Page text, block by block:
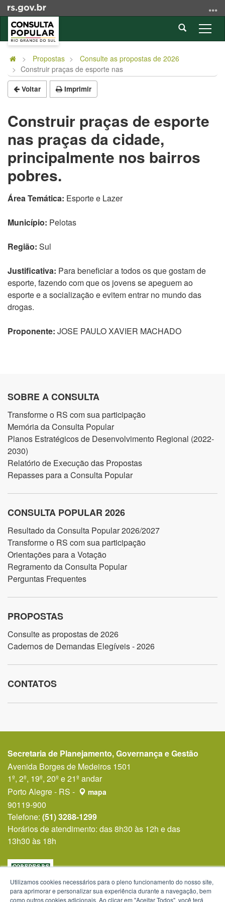
para
conteúdo
para
menu
para
busca
a
Abrir
a
Início
conteúdo
Propostas
Consulte as propostas de 2026
Construir praças de esporte nas
Voltar Imprimir
Construir praças de esporte
nas praças da cidade,
principalmente nos bairros
pobres.
Área Temática: Esporte e Lazer
Município: Pelotas
Região: Sul
Justificativa: Para beneficiar a todos os que gostam de
esporte, fazendo com que os jovens se apeguem ao
esporte e a socialização e evitem entrar no mundo das
drogas.
Proponente: JOSE PAULO XAVIER MACHADO
SOBRE A CONSULTA
Transforme o RS com sua participação
Memória da Consulta Popular
Planos Estratégicos de Desenvolvimento Regional (2022-
2030)
Relatório de Execução das Propostas
Repasses para a Consulta Popular
CONSULTA POPULAR 2026
Resultado da Consulta Popular 2026/2027
Transforme o RS com sua participação
Orientações para a Votação
Regramento da Consulta Popular
Perguntas Frequentes
PROPOSTAS
Consulte as propostas de 2026
Cadernos de Demandas Elegíveis - 2026
CONTATOS
Secretaria de Planejamento, Governança e Gestão
Avenida Borges de Medeiros 1501
1º, 2º, 19º, 20º e 21º andar
Porto Alegre - RS -
mapa
90119-900
Telefone: (51) 3288-1299
Horários de atendimento: das 8h30 às 12h e das
13h30 às 18h
Utilizamos cookies necessários para o pleno funcionamento do nosso site,
para aprimorar e personalizar sua experiência durante a navegação, bem
como outros cookies adicionais. Ao clicar em "Aceitar Todos", você terá